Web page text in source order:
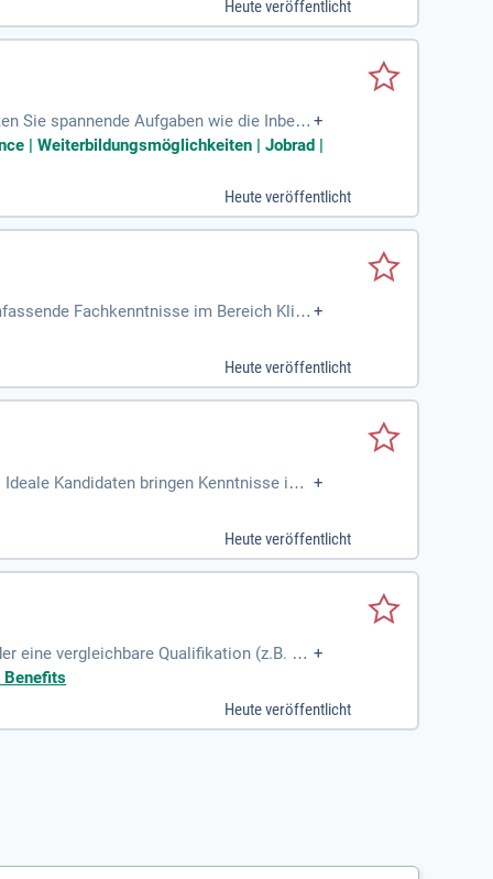
Heute veröffentlicht
Sie spannende Aufgaben wie die Inbetri
durch und beheben technis
richtig. Sie bringen eine abgeschlo
innovativen Teams im Facility Man
+
| Weiterbildungsmöglichkeiten | Jobrad |
Heute veröffentlicht
Fachkenntnisse im Bereich Klim
und Eigeninitiative. Sie erhalten mode
Sie von einem neuwertigen Firmenfah
Altersvorsorge und zusätzliche
+
Heute veröffentlicht
Kandidaten bringen Kenntnisse in d
wichtig wie Kommunikationsstärke
und diverse Sozialleistungen. Indivi
attraktiv sind. Mit ein
+
Heute veröffentlicht
eine vergleichbare Qualifikation (z.B. El +
Benefits
Heute veröffentlicht